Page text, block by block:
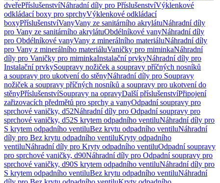
dveřePříslušenstvíNáhradní díly pro PříslušenstvíVýklenkové
odkládací boxy pro sprchyVýklenkové odkládací
boxyPříslušenstvíVanyVany ze sanitárního akrylátuNáhradní díly
pro Vany ze sanitárního akrylátuObdélníkové vanyNáhradní díly
pro Obdélníkové vanyVany z minerálního materiáluNáhradní díly
pro Vany z minerálního materiáluVaničky pro miminkaNáhradní
díly pro Vaničky pro miminkaInstalační prvkyNáhradní díly pro
Instalační prvkySoupravy nožiček a soupravy příčných nosníků
a soupravy pro ukotvení do stěnyNáhradní díly pro Soupravy
nožiček a soupravy příčných nosníků a soupravy pro ukotvení do
stěnyPříslušenstvíSoupravy na opravyDalší příslušenstvíPřipojení
zařizovacích předmětů pro sprchy a vanyOdpadní soupravy pro
sprchové vaničky, d52Náhradní díly pro Odpadní soupravy pro
sprchové vaničky, d52S krytem odpadního ventiluNáhradní díly pro
S krytem odpadního ventiluBez krytu odpadního ventiluNáhradní
díly pro Bez krytu odpadního ventiluKryty odpadního
ventiluNáhradní díly pro Kryty odpadního ventiluOdpadní soupravy
pro sprchové vaničky, d90Náhradní díly pro Odpadní soupravy pro
sprchové vaničky, d90S krytem odpadního ventiluNáhradní díly pro
S krytem odpadního ventiluBez krytu odpadního ventiluNáhradní